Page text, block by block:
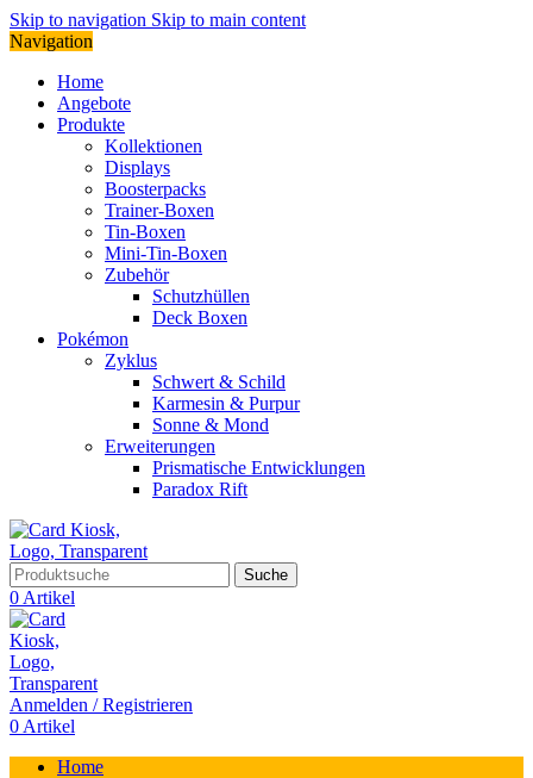
Skip to navigation Skip to main content
Navigation
Home
Angebote
Produkte
Kollektionen
Displays
Boosterpacks
Trainer-Boxen
Tin-Boxen
Mini-Tin-Boxen
Zubehör
Schutzhüllen
Deck Boxen
Pokémon
Zyklus
Schwert & Schild
Karmesin & Purpur
Sonne & Mond
Erweiterungen
Prismatische Entwicklungen
Paradox Rift
Suche
0 Artikel
Anmelden / Registrieren
0 Artikel
Home